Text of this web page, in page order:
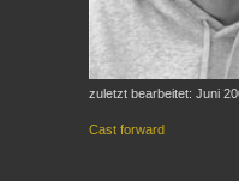
zuletzt bearbeitet: Juni
Cast forward